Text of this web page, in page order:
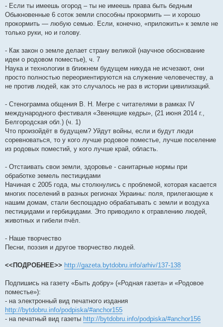
- Если ты имеешь огород – ты не имеешь права быть бедным
Обыкновенные 6 соток земли способны прокормить — и хорошо
прокормить — любую семью. Если, конечно, «приложить» к земле не
только руки, но и голову.
- Как закон о земле делает страну великой (научное обоснование
идеи о родовом поместье), ч. 7
Наука и технологии в ближнем будущем никуда не исчезают, они
просто полностью переориентируются на служение человечеству, а
не против людей, как это случалось не раз в истории цивилизаций.
- Стенограмма общения В. Н. Мегре с читателями в рамках IV
международного фестиваля «Звенящие кедры», (21 июня 2014 г.,
Белгородская обл.) (ч. 1)
Что произойдёт в будущем? Уйдут войны, если и будут люди
соревноваться, то у кого лучше родовое поместье, лучше поселение
из родовых поместий, у кого лучше край, область.
- Отстаивать свои земли, здоровье - санитарные нормы при
обработке земель пестицидами
Начиная с 2005 года, мы столкнулись с проблемой, которая касается
многих поселений в разных регионах Украины: поля, прилегающие к
нашим домам, стали беспощадно обрабатывать с земли и воздуха
пестицидами и гербицидами. Это приводило к отравлению людей,
животных и гибели пчёл.
- Наше творчество
Песни, поэзия и другое творчество людей.
<<ПОДРОБНЕЕ>> http://gazeta.bytdobru.info/arhiv/137-138
Подпишись на газету «Быть добру» («Родная газета» и «Родовое
поместье»):
- на электронный вид печатного издания
http://bytdobru.info/podpiska/#anchor155
- на печатный вид газеты http://bytdobru.info/podpiska/#anchor156